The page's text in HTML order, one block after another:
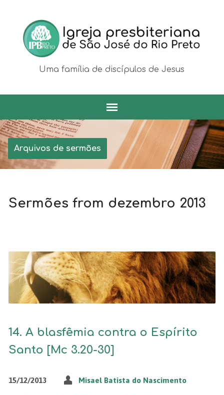
Uma família de discípulos de Jesus
Arquivos de sermões
Sermões from dezembro 2013
14. A blasfêmia contra o Espírito
Santo [Mc 3.20-30]
15/12/2013 Misael Batista do Nascimento